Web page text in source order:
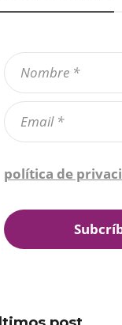
política de